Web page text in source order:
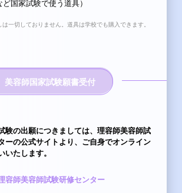
国家試験で使う道具）
一切しておりません。道具は学校でも購入できます。
美容師国家試験願書受付
験の出願につきましては、理容師美容師試
ーの公式サイトより、ご⾃⾝でオンライン
いたします。
容師美容師試験研修センター